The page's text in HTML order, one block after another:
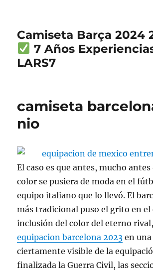
Camiseta Barça 2024
7 Años
LARS7
camiseta
nio
El caso es que antes, mucho antes
color se pusiera de moda en el
equipo italiano que lo llevó. El
más tradicional puso el grito en el
inclusión del color del eterno
equipacion barcelona 2023 en
ciertamente visible de la
finalizada la Guerra Civil, las